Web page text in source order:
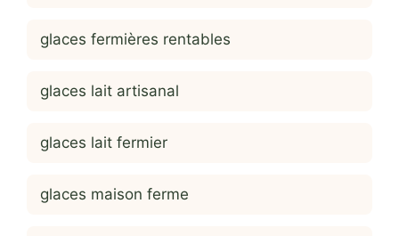
glaces fermières rentables
glaces lait artisanal
glaces lait fermier
glaces maison ferme